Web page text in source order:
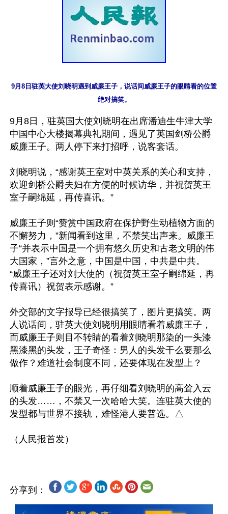
9月8日驻英大使刘晓明遇到威廉王子，说话间威廉王子的眼睛看的位置
绝对搞笑。
9月8日，驻英国大使刘晓明在出席潘迪生牛津大学
中国中心大楼揭幕典礼期间，遇见了英国剑桥公爵
威廉王子。两人停下来打招呼，说客套话。
刘晓明说，“感谢英王室对中英关系的关心和支持，
欢迎剑桥公爵夫妇在方便的时候访华，并祝贺英王
室子嗣绵延，再传喜讯。”
威廉王子则“赞赏中国政府在保护野生动植物方面的
不懈努力，”新闻看到这里，不禁笑出声来。威廉王
子“并表示中国是一个拥有悠久历史和古老文明的伟
大国家，”言外之意，中国是中国，中共是中共。
“威廉王子还对刘大使的（祝贺英王室子嗣绵延，再
传喜讯）祝贺表示感谢。”
外交部的文字报导已经很搞笑了，图片更搞笑。两
人说话间，驻英大使刘晓明用眼睛看着威廉王子，
而威廉王子则目不转睛的看着刘晓明那染的一头漆
黑漆黑的头发，王子奇怪：男人的头发干么要那么
做作？难道社会制度不同，还要体现在发型上？
顺着威廉王子的眼光，再仔细看刘晓明的高耸入云
的头发……，不禁又一次哈哈大笑。连驻英大使的
发型都与世界不接轨，难怪港人要普选。△
分享到：